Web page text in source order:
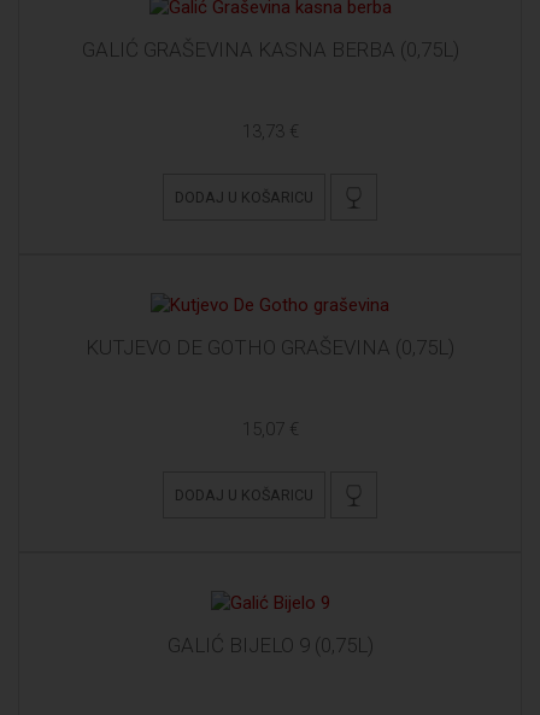
GALIĆ GRAŠEVINA KASNA BERBA (0,75L)
13,73 €
DODAJ U KOŠARICU
KUTJEVO DE GOTHO GRAŠEVINA (0,75L)
15,07 €
DODAJ U KOŠARICU
GALIĆ BIJELO 9 (0,75L)